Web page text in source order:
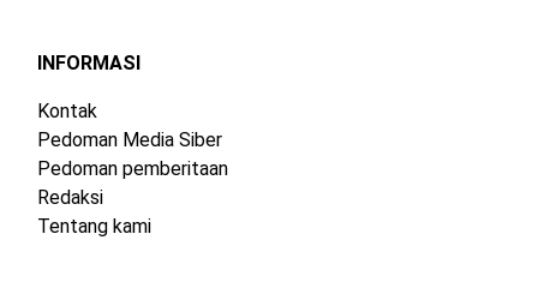
INFORMASI
Kontak
Pedoman Media Siber
Pedoman pemberitaan
Redaksi
Tentang kami